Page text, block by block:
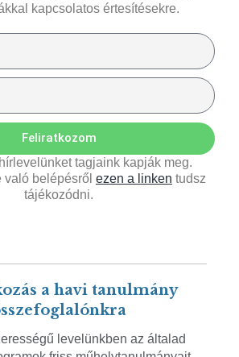
kapcsolatos értesítésekre.
Feliratkozom
tagjaink kapják meg.
belépésről ezen a linken tudsz
tájékozódni.
a havi tanulmány
levelünkben az általad